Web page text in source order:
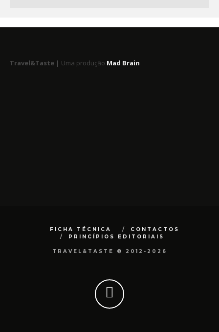
Travel&Taste | Uma produção Mad Brain
FICHA TÉCNICA
CONTACTOS
PRINCÍPIOS EDITORIAIS
TRAVEL&TASTE © 2012-2026